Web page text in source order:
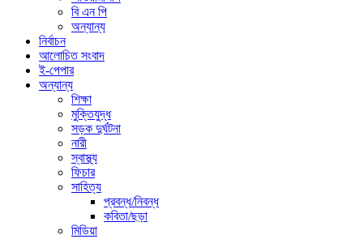
বি এন পি
অন্যান্য
নির্বাচন
আলোচিত সংবাদ
ই-পেপার
অন্যান্য
শিক্ষা
মুক্তিযুদ্ধ
সড়ক দুর্ঘটনা
নারী
স্বাস্থ্য
ফিচার
সাহিত্য
প্রবন্ধ/নিবন্ধ
কবিতা/ছড়া
মিডিয়া